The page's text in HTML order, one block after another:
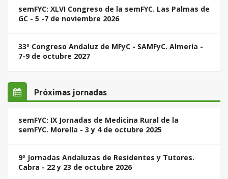
semFYC: XLVI Congreso de la semFYC. Las Palmas de
GC - 5 -7 de noviembre 2026
33º Congreso Andaluz de MFyC - SAMFyC. Almería -
7-9 de octubre 2027
Próximas jornadas
semFYC: IX Jornadas de Medicina Rural de la
semFYC. Morella - 3 y 4 de octubre 2025
9º Jornadas Andaluzas de Residentes y Tutores.
Cabra - 22 y 23 de octubre 2026